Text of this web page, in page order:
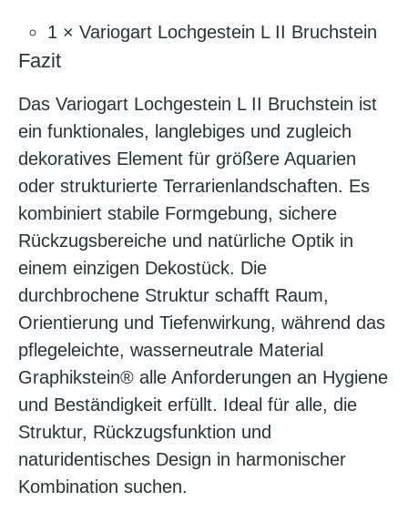
1 × Variogart Lochgestein L II Bruchstein
Fazit
Das Variogart Lochgestein L II Bruchstein ist
ein funktionales, langlebiges und zugleich
dekoratives Element für größere Aquarien
oder strukturierte Terrarienlandschaften. Es
kombiniert stabile Formgebung, sichere
Rückzugsbereiche und natürliche Optik in
einem einzigen Dekostück. Die
durchbrochene Struktur schafft Raum,
Orientierung und Tiefenwirkung, während das
pflegeleichte, wasserneutrale Material
Graphikstein® alle Anforderungen an Hygiene
und Beständigkeit erfüllt. Ideal für alle, die
Struktur, Rückzugsfunktion und
naturidentisches Design in harmonischer
Kombination suchen.